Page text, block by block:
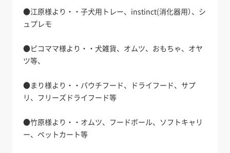
●江原様より・・子犬用トレー、instinct(消化器用）、シ
ュプレモ
●ピコママ様より・・犬雑貨、オムツ、おもちゃ、オヤ
ツ等、
●まり様より・・パウチフード、ドライフード、サプ
リ、フリーズドライフード等
●竹原様より・・オムツ、フードボール、ソフトキャリ
ー、ペットカート等